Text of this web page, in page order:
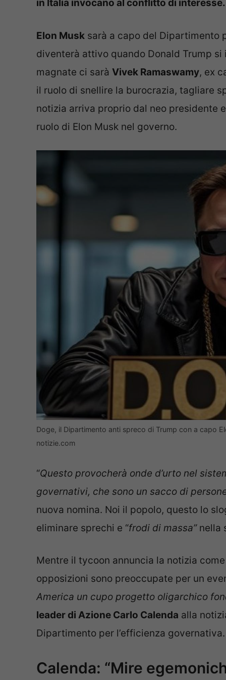
in Italia invocano al conflitto di
Elon Musk sarà a capo del Dipartimento
diventerà attivo quando Donald Trump
magnate ci sarà Vivek Ramaswamy, ex
il ruolo di snellire la burocrazia, tagliare
notizia arriva proprio dal neo presidente
ruolo di Elon Musk nel governo.
Doge, il Dipartimento anti spreco di Trump con a capo
notizie.com
“Questo provocherà onde d’urto nel
governativi, che sono un sacco di
nuova nomina. Noi il popolo, questo lo
eliminare sprechi e “frodi di massa” nella
Mentre il tycoon annuncia la notizia
opposizioni sono preoccupate per un
America un cupo progetto oligarchico
leader di Azione Carlo Calenda alla
Dipartimento per l’efficienza governativa.
Calenda: “Mire